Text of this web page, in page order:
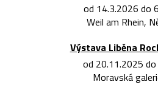
od 14.3.2026 do
Weil am Rhein,
Výstava Liběna
od 20.11.2025
Moravská